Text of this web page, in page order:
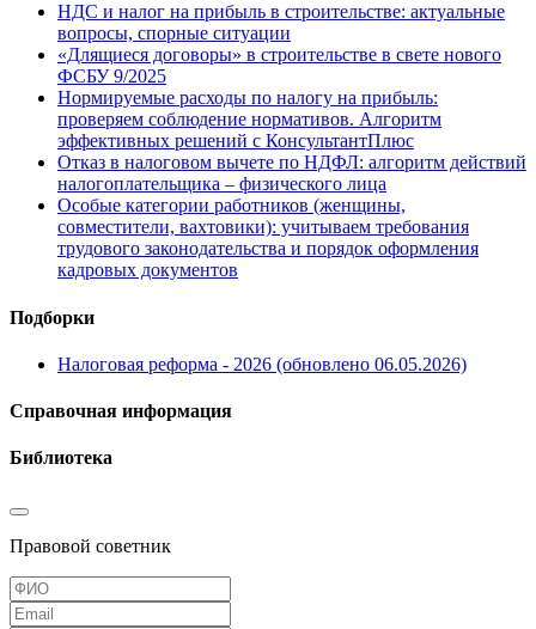
НДС и налог на прибыль в строительстве: актуальные
вопросы, спорные ситуации
«Длящиеся договоры» в строительстве в свете нового
ФСБУ 9/2025
Нормируемые расходы по налогу на прибыль:
проверяем соблюдение нормативов. Алгоритм
эффективных решений с КонсультантПлюс
Отказ в налоговом вычете по НДФЛ: алгоритм действий
налогоплательщика – физического лица
Особые категории работников (женщины,
совместители, вахтовики): учитываем требования
трудового законодательства и порядок оформления
кадровых документов
Подборки
Налоговая реформа - 2026 (обновлено 06.05.2026)
Справочная информация
Библиотека
Правовой советник